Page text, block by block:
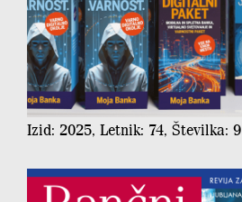
Izid: 2025, Letnik: 74, Številka: 9